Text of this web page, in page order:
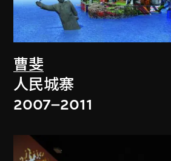
曹斐
人民城寨
2007–2011